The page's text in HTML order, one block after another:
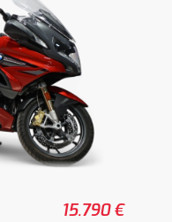
15.790 €